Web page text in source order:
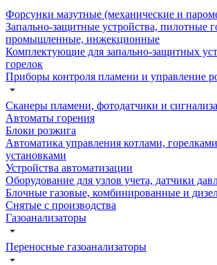
Форсунки мазутные (механические и
Запально-защитные устройства, пилотные
промышленные, инжекционные
Комплектующие для запально-защитных
горелок
Приборы контроля пламени и управление
Сканеры пламени, фотодатчики и
Автоматы горения
Блоки розжига
Автоматика управления котлами,
установками
Устройства автоматизации
Оборудование для узлов учета, датчики
Блочные газовые, комбинированные и
Снятые с производства
Газоанализаторы
Переносные газоанализаторы